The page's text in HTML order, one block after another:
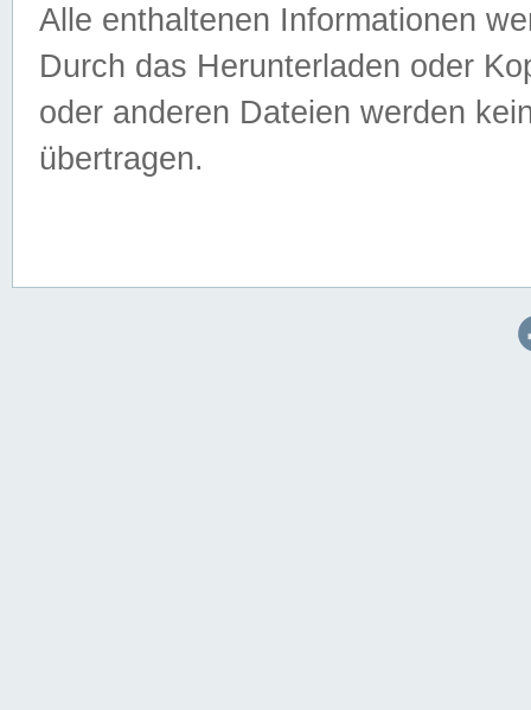
Alle enthaltenen Informationen
Durch das Herunterladen oder
oder anderen Dateien werden
übertragen.